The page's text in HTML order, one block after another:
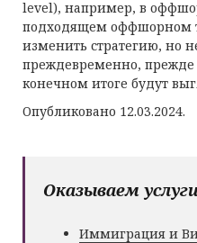
level), например, в
подходящем оффшорном
изменить стратегию, но
преждевременно,
конечном итоге будут
Опубликовано 12.03.2024.
Оказываем
Иммиграция и